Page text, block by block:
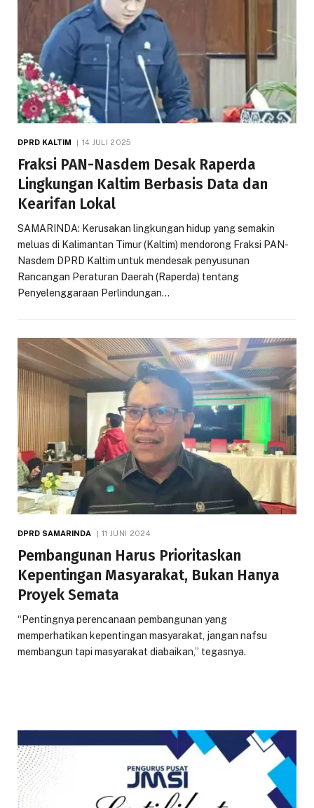
DPRD KALTIM 14 JULI 2025
Fraksi PAN-Nasdem Desak Raperda
Lingkungan Kaltim Berbasis Data dan
Kearifan Lokal
SAMARINDA: Kerusakan lingkungan hidup yang semakin
meluas di Kalimantan Timur (Kaltim) mendorong Fraksi PAN-
Nasdem DPRD Kaltim untuk mendesak penyusunan
Rancangan Peraturan Daerah (Raperda) tentang
Penyelenggaraan Perlindungan…
DPRD SAMARINDA 11 JUNI 2024
Pembangunan Harus Prioritaskan
Kepentingan Masyarakat, Bukan Hanya
Proyek Semata
“Pentingnya perencanaan pembangunan yang
memperhatikan kepentingan masyarakat, jangan nafsu
membangun tapi masyarakat diabaikan,” tegasnya.